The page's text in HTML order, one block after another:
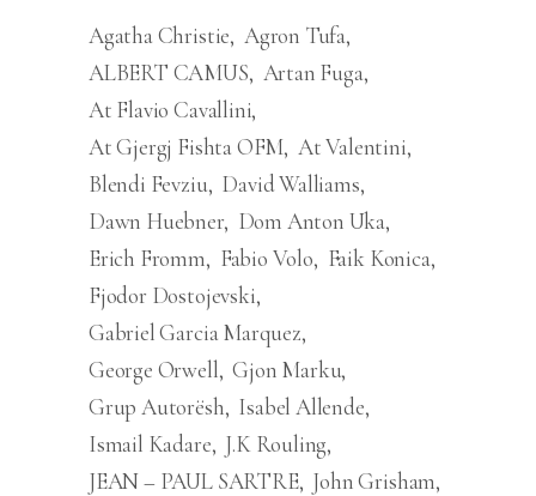
Agatha Christie
Agron Tufa
ALBERT CAMUS
Artan Fuga
At Flavio Cavallini
At Gjergj Fishta OFM At Valentini
Blendi Fevziu David Walliams
Dawn Huebner Dom Anton Uka
Erich Fromm
Fabio Volo
Faik Konica
Fjodor Dostojevski
Gabriel Garcia Marquez
George Orwell Gjon Marku
Grup Autorësh
Isabel Allende
Ismail Kadare J.K Rouling
JEAN – PAUL SARTRE John Grisham